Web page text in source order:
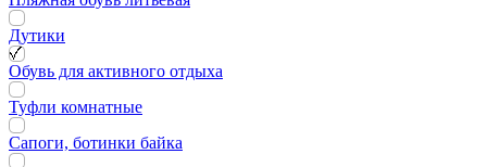
Дутики
Обувь для активного отдыха
Туфли комнатные
Сапоги, ботинки байка